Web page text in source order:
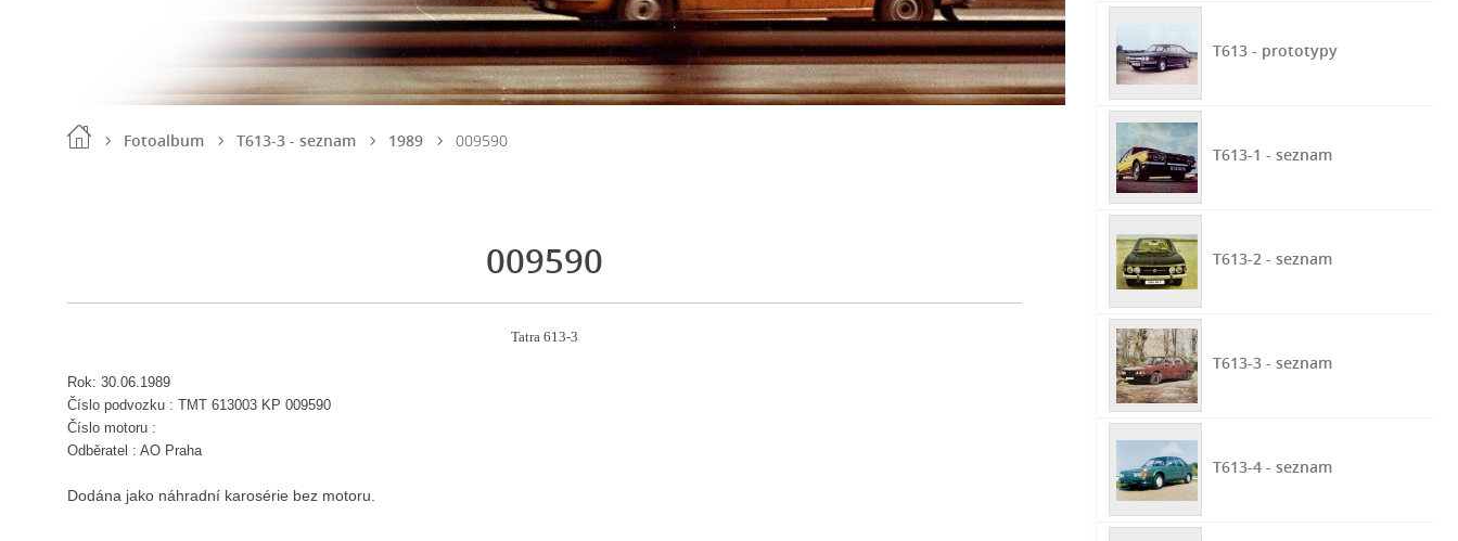
Fotoalbum T613-3 - seznam 1989 009590
009590
Tatra 613-3
Rok: 30.06.1989
Číslo podvozku : TMT 613003 KP 009590
Číslo motoru :
Odběratel : AO Praha
Dodána jako náhradní karosérie bez motoru.
T613 - prototypy
T613-1 - seznam
T613-2 - seznam
T613-3 - seznam
T613-4 - seznam